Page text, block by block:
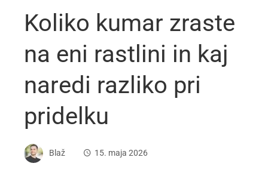
Koliko kumar zraste
na eni rastlini in kaj
naredi razliko pri
pridelku
Blaž 15. maja 2026